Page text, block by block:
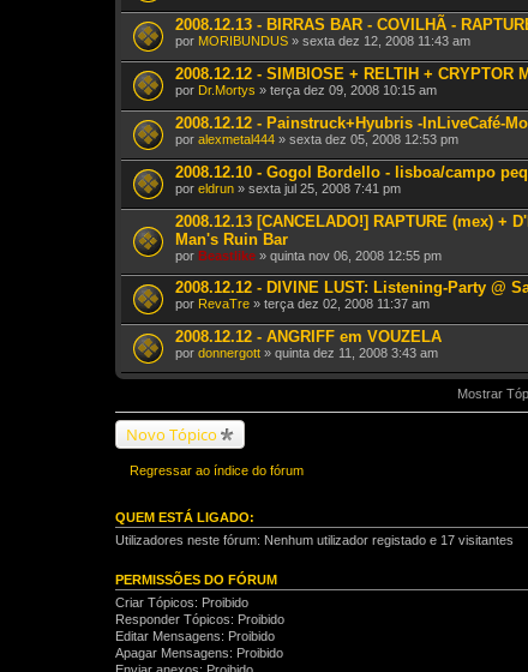
2008.12.13 - BIRRAS BAR - COVILHÃ -
por MORIBUNDUS » sexta dez 12, 2008 11:43 am
2008.12.12 - SIMBIOSE + RELTIH + CRYPTOR
por Dr.Mortys » terça dez 09, 2008 10:15 am
2008.12.12 - Painstruck+Hyubris -InLiveCafé-
por alexmetal444 » sexta dez 05, 2008 12:53 pm
2008.12.10 - Gogol Bordello - lisboa/campo
por eldrun » sexta jul 25, 2008 7:41 pm
2008.12.13 [CANCELADO!] RAPTURE (mex) +
Man's Ruin Bar
por Beastlike » quinta nov 06, 2008 12:55 pm
2008.12.12 - DIVINE LUST: Listening-Party @
por RevaTre » terça dez 02, 2008 11:37 am
2008.12.12 - ANGRIFF em VOUZELA
por donnergott » quinta dez 11, 2008 3:43 am
Mostrar
Novo Tópico
Regressar ao índice do fórum
QUEM ESTÁ LIGADO:
Utilizadores neste fórum: Nenhum utilizador registado e 17 visitantes
PERMISSÕES DO FÓRUM
Criar Tópicos: Proibido
Responder Tópicos: Proibido
Editar Mensagens: Proibido
Apagar Mensagens: Proibido
Enviar anexos: Proibido